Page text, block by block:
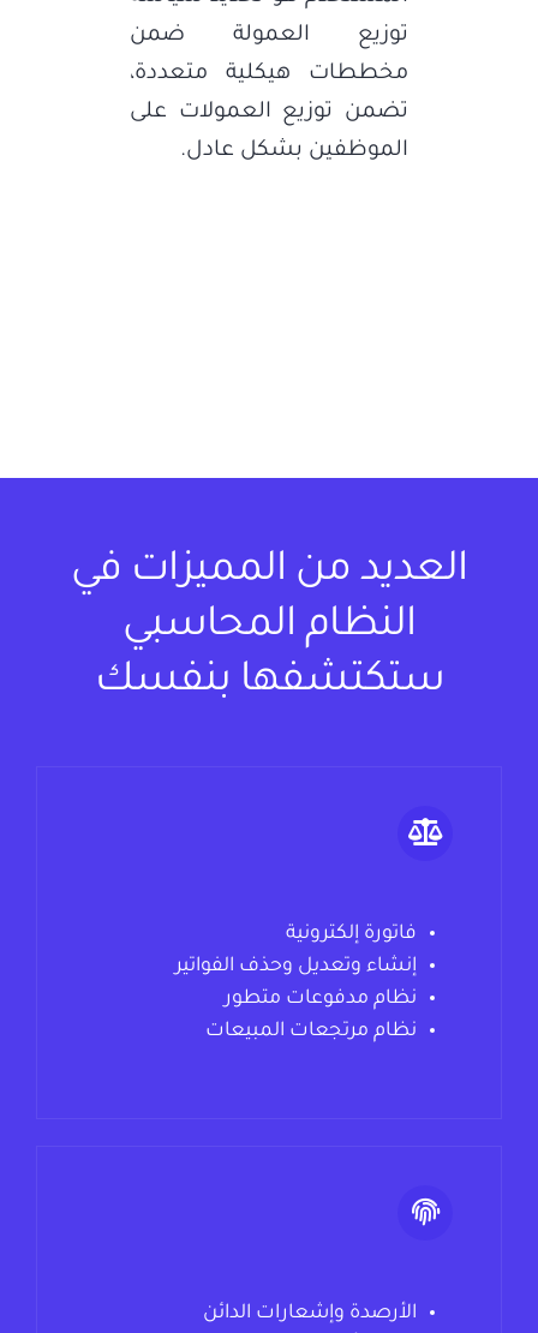
توزيع العمولة ضمن
مخططات هيكلية متعددة،
تضمن توزيع العمولات على
الموظفين بشكل عادل.
العديد من المميزات في
النظام المحاسبي
ستكتشفها بنفسك
فاتورة إلكترونية
إنشاء وتعديل وحذف الفواتير
نظام مدفوعات متطور
نظام مرتجعات المبيعات
الأرصدة وإشعارات الدائن